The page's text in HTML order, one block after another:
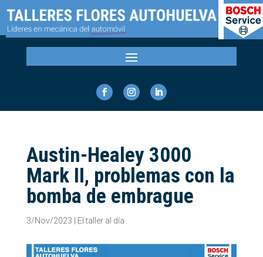
Austin-Healey 3000
Mark II, problemas con la
bomba de embrague
3/Nov/2023 | El taller al día